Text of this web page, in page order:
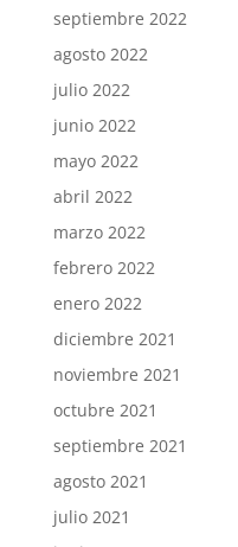
septiembre 2022
agosto 2022
julio 2022
junio 2022
mayo 2022
abril 2022
marzo 2022
febrero 2022
enero 2022
diciembre 2021
noviembre 2021
octubre 2021
septiembre 2021
agosto 2021
julio 2021